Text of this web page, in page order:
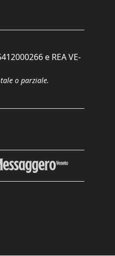
e REA VE-
o parziale.